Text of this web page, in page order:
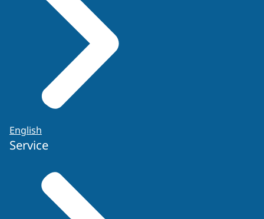
English
Service